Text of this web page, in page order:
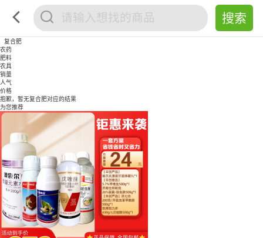
复合肥
农药
肥料
农具
销量
人气
价格
抱歉，暂无复合肥对应的结果
为您推荐